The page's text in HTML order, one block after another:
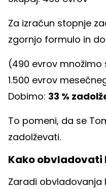
Za izračun stopnje
zgornjo formulo in
(490 evrov množimo
1.500 evrov
Dobimo: 33 %
To pomeni, da se
zadolževati.
Kako
Zaradi